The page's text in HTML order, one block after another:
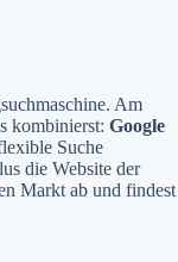
Am
kombinierst: Google
Suche
die Website der
Markt ab und findest